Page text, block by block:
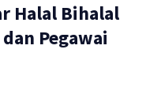
Halal Bihalal
Pegawai